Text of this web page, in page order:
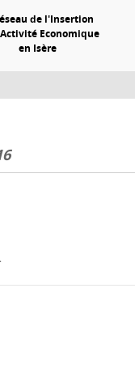
de l'Insertion
Economique
en Isère
.